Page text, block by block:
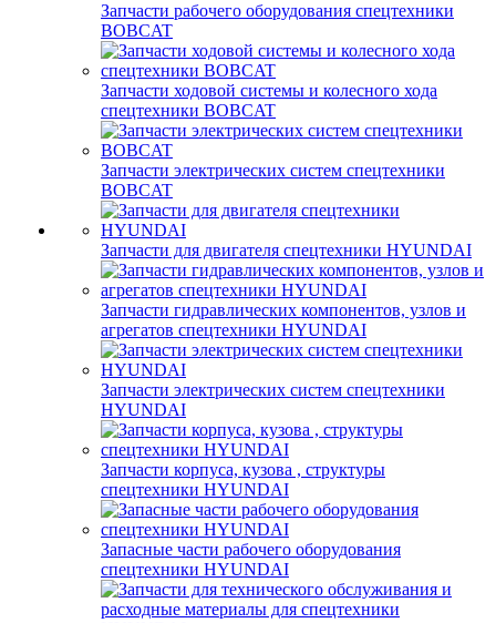
Запчасти рабочего оборудования спецтехники
BOBCAT
Запчасти ходовой системы и колесного хода
спецтехники BOBCAT
Запчасти электрических систем спецтехники
BOBCAT
Запчасти для двигателя спецтехники HYUNDAI
Запчасти гидравлических компонентов, узлов и
агрегатов спецтехники HYUNDAI
Запчасти электрических систем спецтехники
HYUNDAI
Запчасти корпуса, кузова , структуры
спецтехники HYUNDAI
Запасные части рабочего оборудования
спецтехники HYUNDAI